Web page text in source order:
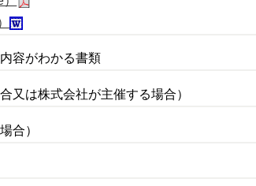
容がわかる書類
又は株式会社が主催する場合）
合）